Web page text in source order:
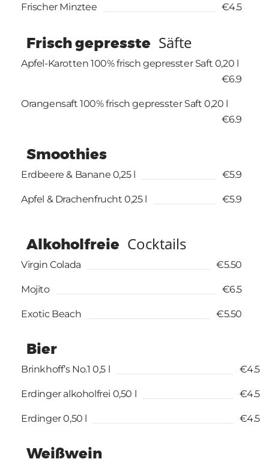
Frischer Minztee €4.5
Frisch gepresste Säfte
Apfel-Karotten 100% frisch gepresster Saft 0,20 l
€6.9
Orangensaft 100% frisch gepresster Saft 0,20 l
€6.9
Smoothies
Erdbeere & Banane 0,25 l €5.9
Apfel & Drachenfrucht 0,25 l €5.9
Alkoholfreie Cocktails
Virgin Colada €5.50
Mojito €6.5
Exotic Beach €5.50
Bier
Brinkhoff’s No.1 0,5 l €4.5
Erdinger alkoholfrei 0,50 l €4.5
Erdinger 0,50 l €4.5
Weißwein